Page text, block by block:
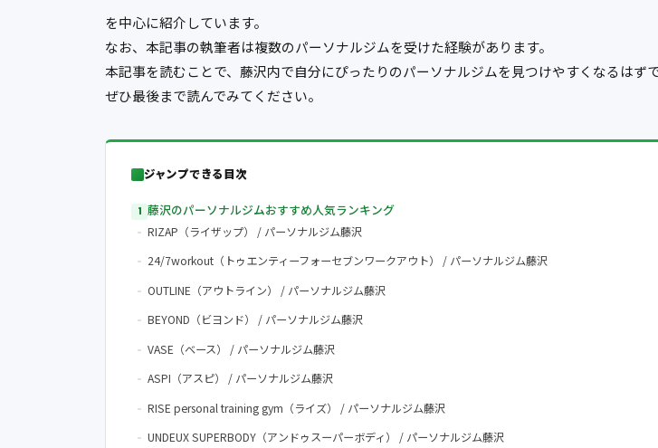
を中心に紹介しています。
なお、本記事の執筆者は複数のパーソナルジムを受けた経験があります。
本記事を読むことで、藤沢内で自分にぴったりのパーソナルジムを見つけやすくなるはずで
ぜひ最後まで読んでみてください。
ジャンプできる目次
藤沢のパーソナルジムおすすめ人気ランキング
RIZAP（ライザップ） / パーソナルジム藤沢
24/7workout（トゥエンティーフォーセブンワークアウト） / パーソナルジム藤沢
OUTLINE（アウトライン） / パーソナルジム藤沢
BEYOND（ビヨンド） / パーソナルジム藤沢
VASE（ベース） / パーソナルジム藤沢
ASPI（アスピ） / パーソナルジム藤沢
RISE personal training gym（ライズ） / パーソナルジム藤沢
UNDEUX SUPERBODY（アンドゥスーパーボディ） / パーソナルジム藤沢